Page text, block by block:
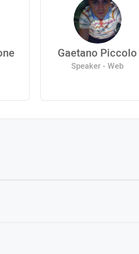
Gaetano Piccolo
Speaker - Web